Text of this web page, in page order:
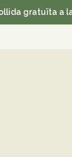
gratuïta a la